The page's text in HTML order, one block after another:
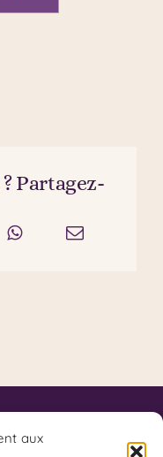
aux
Partagez-
du SKPF